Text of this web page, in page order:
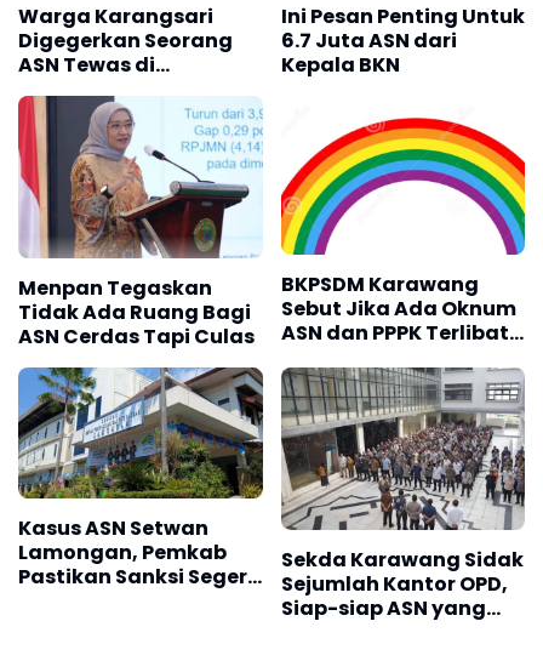
Warga Karangsari
Digegerkan Seorang
ASN Tewas di
Ini Pesan Penting Untuk
6.7 Juta ASN dari
Kepala BKN
Menpan Tegaskan
Tidak Ada Ruang Bagi
ASN Cerdas Tapi Culas
BKPSDM Karawang
Sebut Jika Ada Oknum
ASN dan PPPK Terlibat
kesusilaan Bakal
Disanksi Tegas
Kasus ASN Setwan
Lamongan, Pemkab
Pastikan Sanksi Segera
Sekda Karawang Sidak
Sejumlah Kantor OPD,
Siap-siap ASN yang